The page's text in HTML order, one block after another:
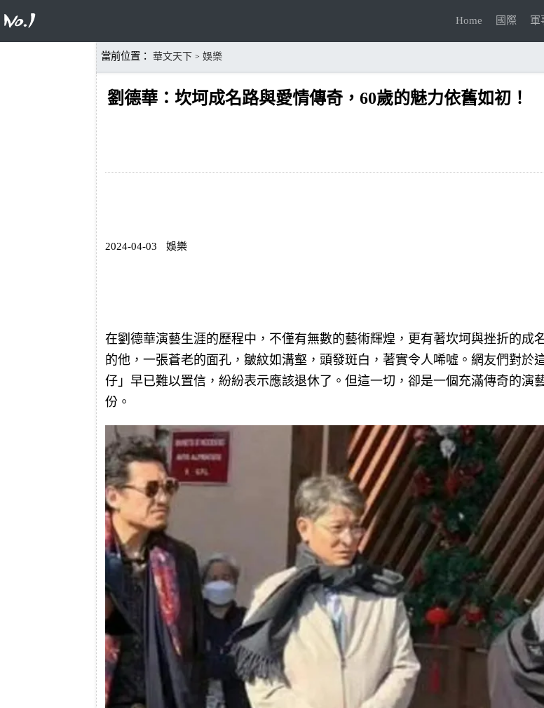
Home 國際 軍
當前位置： 華文天下 > 娛樂
劉德華：坎坷成名路與愛情傳奇，60歲的魅力依舊如初！
2024-04-03 娛樂
在劉德華演藝生涯的歷程中，不僅有無數的藝術輝煌，更有著坎坷與挫折的成
的他，一張蒼老的面孔，皺紋如溝壑，頭發斑白，著實令人唏噓。網友們對於
仔」早已難以置信，紛紛表示應該退休了。但這一切，卻是一個充滿傳奇的演
份。